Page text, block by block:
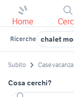
Home
Ricerche chalet
Subito Case vacanza
Cosa cerchi?